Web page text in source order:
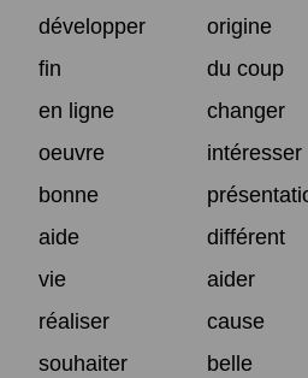
développer
origine
fin
du coup
en ligne
changer
oeuvre
intéresser
bonne
aide
différent
vie
aider
réaliser
cause
souhaiter
belle